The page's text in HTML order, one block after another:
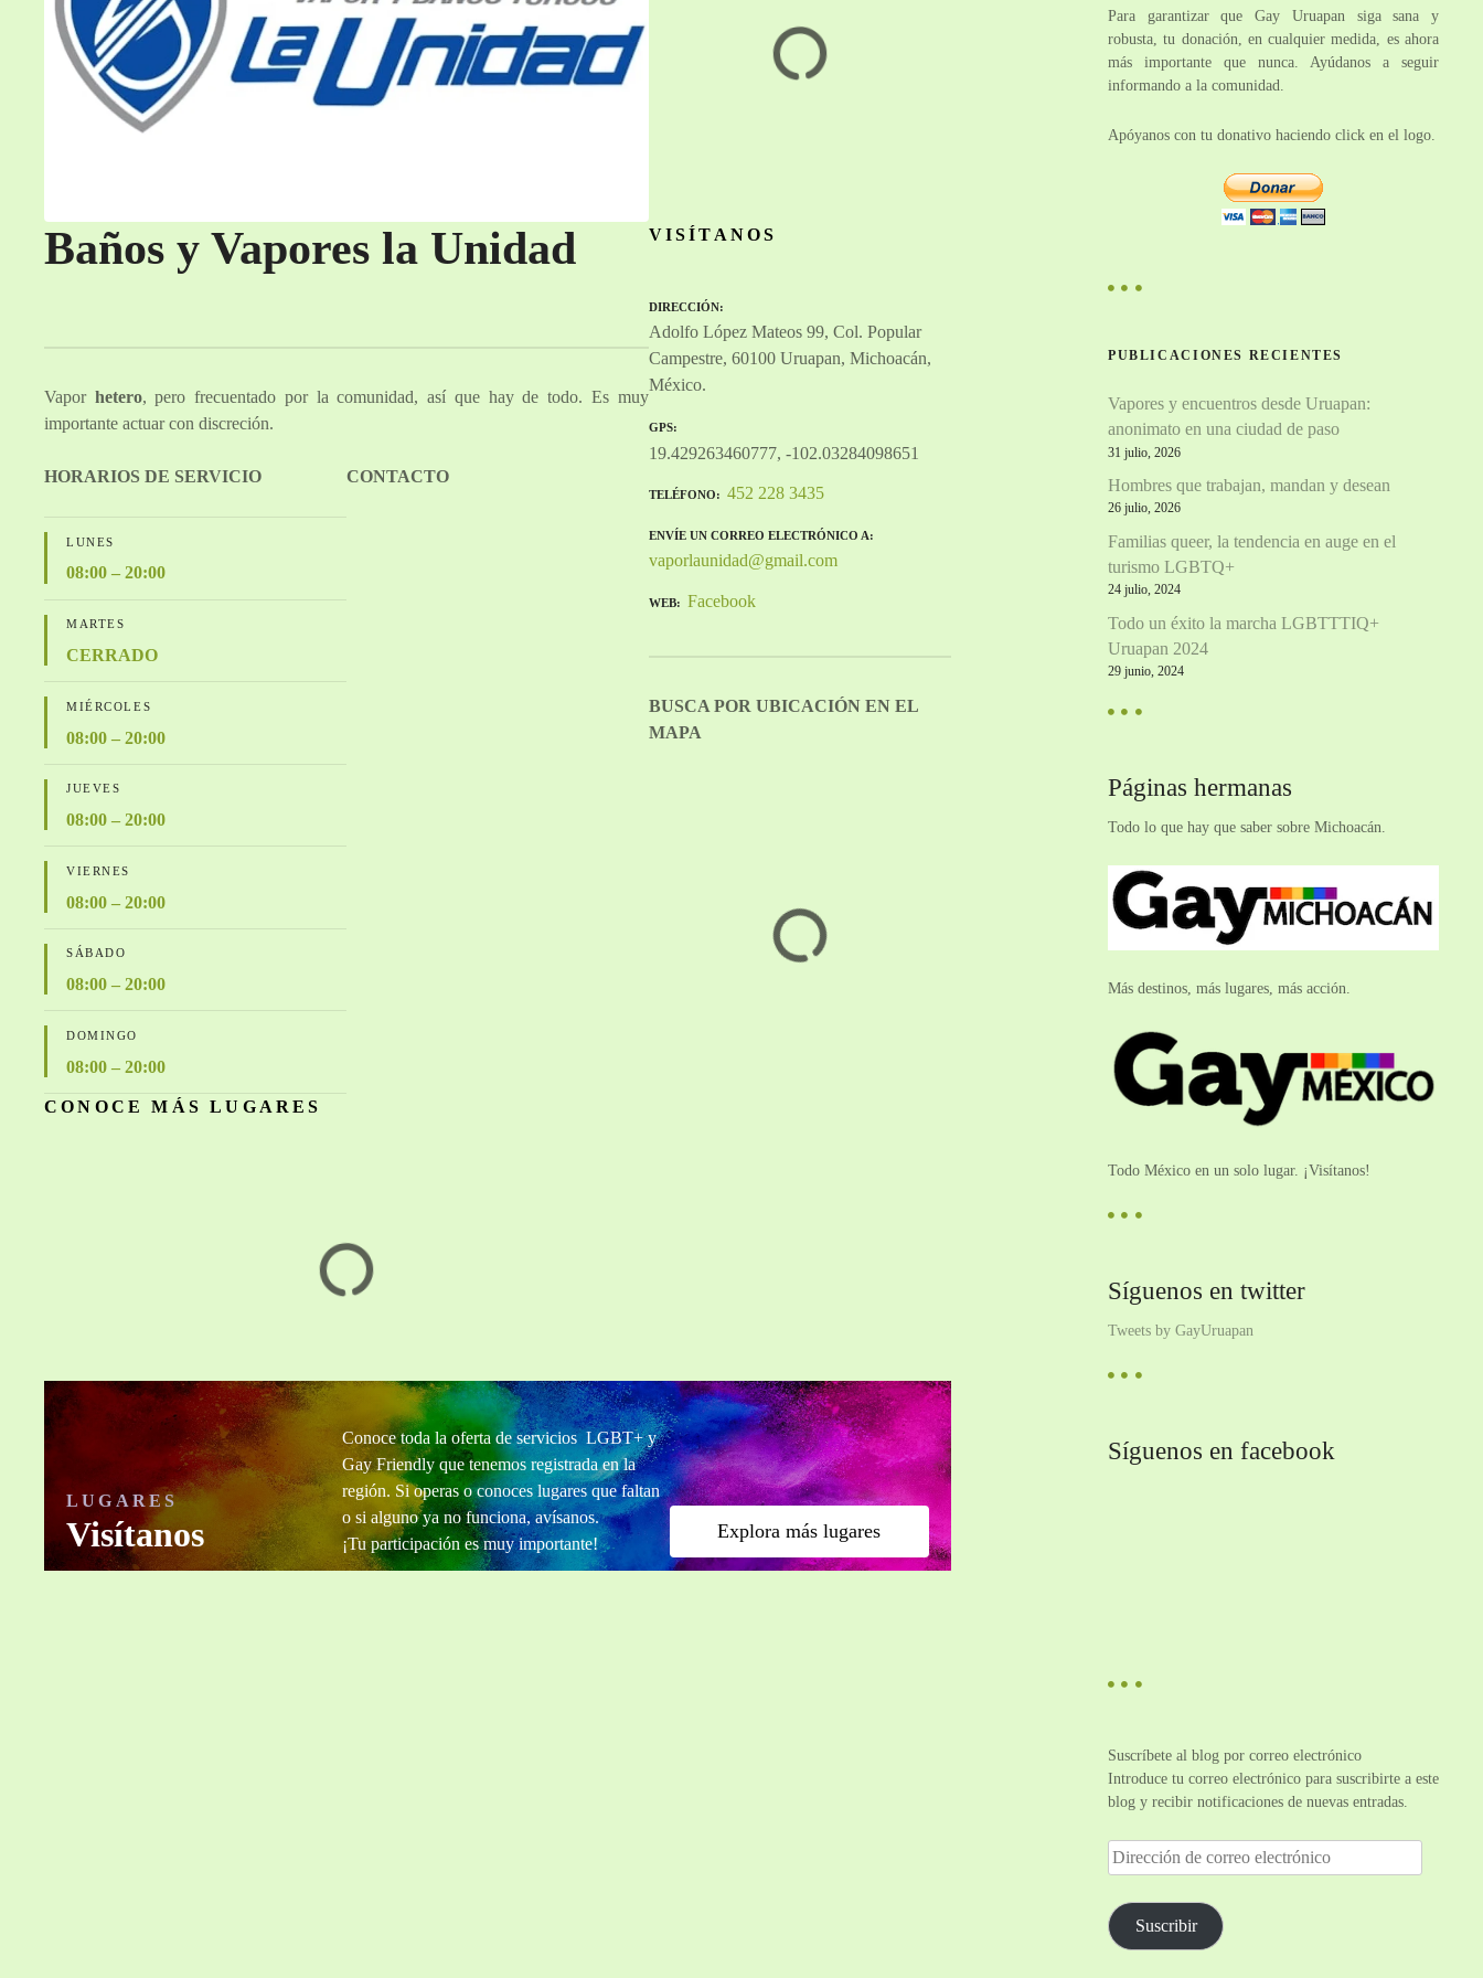
Baños y Vapores la Unidad
Vapor hetero, pero frecuentado por la comunidad, así que hay de todo. Es muy
importante actuar con discreción.
HORARIOS DE SERVICIO
LUNES
08:00 – 20:00
MARTES
CERRADO
MIÉRCOLES
08:00 – 20:00
JUEVES
08:00 – 20:00
VIERNES
08:00 – 20:00
SÁBADO
08:00 – 20:00
DOMINGO
08:00 – 20:00
CONTACTO
CONOCE MÁS LUGARES
VISÍTANOS
DIRECCIÓN
Adolfo López Mateos 99, Col. Popular
Campestre, 60100 Uruapan, Michoacán,
México.
GPS
19.429263460777, -102.03284098651
TELÉFONO 452 228 3435
ENVÍE UN CORREO ELECTRÓNICO A
vaporlaunidad@gmail.com
WEB Facebook
BUSCA POR UBICACIÓN EN EL
MAPA
LUGARES
Visítanos
Conoce toda la oferta de servicios LGBT+ y
Gay Friendly que tenemos registrada en la
región. Si operas o conoces lugares que faltan
o si alguno ya no funciona, avísanos.
¡Tu participación es muy importante!
Explora más lugares
Para garantizar que Gay Uruapan siga sana y
robusta, tu donación, en cualquier medida, es ahora
más importante que nunca. Ayúdanos a seguir
informando a la comunidad.
Apóyanos con tu donativo haciendo click en el logo.
PUBLICACIONES RECIENTES
Vapores y encuentros desde Uruapan:
anonimato en una ciudad de paso
31 julio, 2026
Hombres que trabajan, mandan y desean
26 julio, 2026
Familias queer, la tendencia en auge en el
turismo LGBTQ+
24 julio, 2024
Todo un éxito la marcha LGBTTTIQ+
Uruapan 2024
29 junio, 2024
Páginas hermanas
Todo lo que hay que saber sobre Michoacán.
Más destinos, más lugares, más acción.
Todo México en un solo lugar. ¡Visítanos!
Síguenos en twitter
Tweets by GayUruapan
Síguenos en facebook
Suscríbete al blog por correo electrónico
Introduce tu correo electrónico para suscribirte a este
blog y recibir notificaciones de nuevas entradas.
D
i
e
c
Suscribir